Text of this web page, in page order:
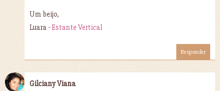
Um beijo,
Luara -Estante Vertical
Responder
Gilciany Viana